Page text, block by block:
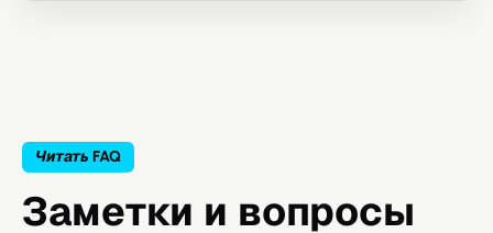
Читать FAQ
Заметки и вопросы